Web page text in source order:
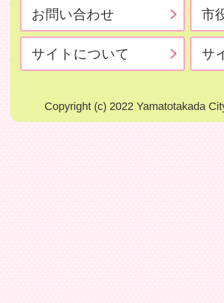
お問い合わせ 市
サイトについて サ
Copyright (c) 2022 Yamatotakada